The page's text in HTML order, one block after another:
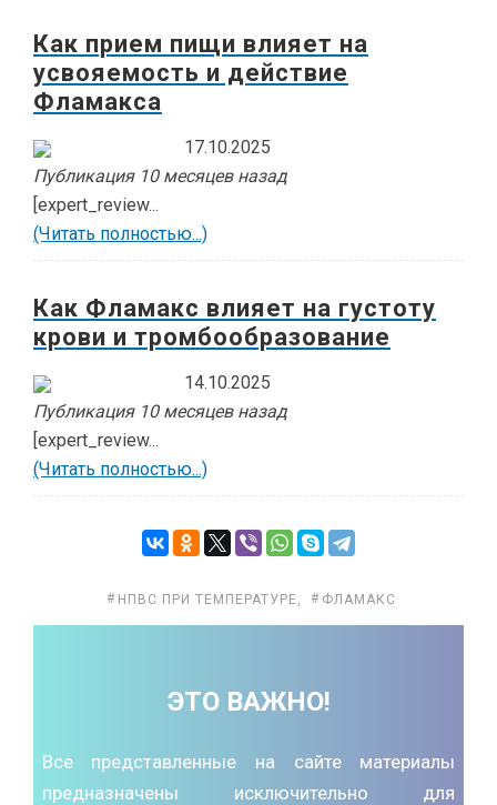
Как прием пищи влияет на
усвояемость и действие
Фламакса
17.10.2025
Публикация 10 месяцев назад
[expert_review...
(Читать полностью...)
Как Фламакс влияет на густоту
крови и тромбообразование
14.10.2025
Публикация 10 месяцев назад
[expert_review...
(Читать полностью...)
НПВС ПРИ ТЕМПЕРАТУРЕ , ФЛАМАКС
ЭТО ВАЖНО!
Все представленные на сайте материалы
предназначены исключительно для